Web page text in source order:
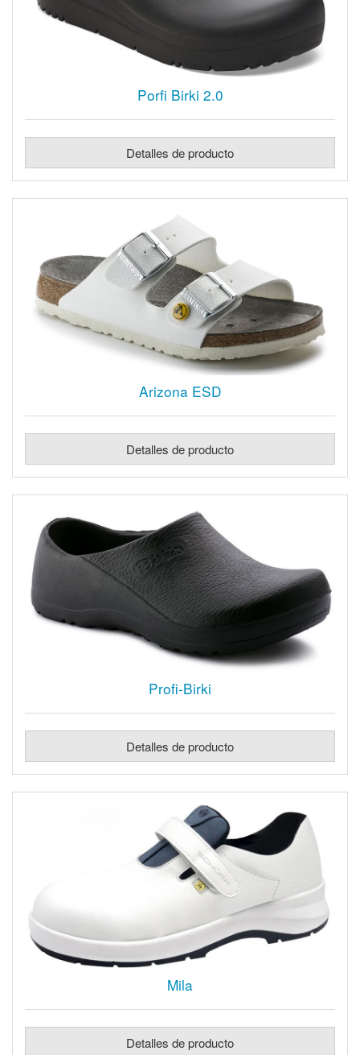
Porfi Birki 2.0
Detalles de producto
Arizona ESD
Detalles de producto
Profi-Birki
Detalles de producto
Mila
Detalles de producto